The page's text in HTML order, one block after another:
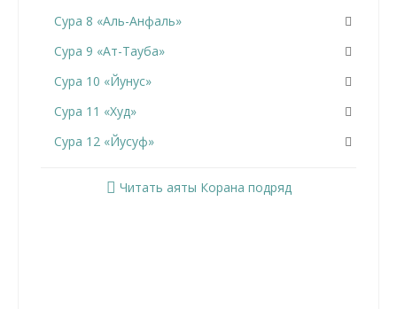
Сура 8 «Аль-Анфаль»
Сура 9 «Ат-Тауба»
Сура 10 «Йунус»
Сура 11 «Худ»
Сура 12 «Йусуф»
Читать аяты Корана подряд